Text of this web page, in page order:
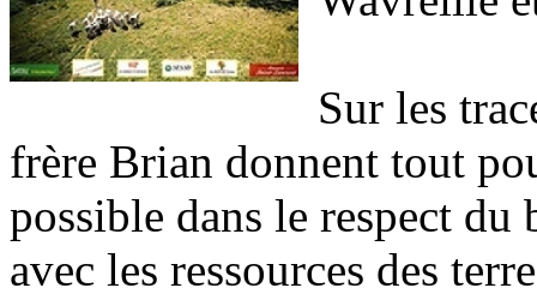
Sur les
frère Brian donnent tout
possible dans le respect
avec les ressources des